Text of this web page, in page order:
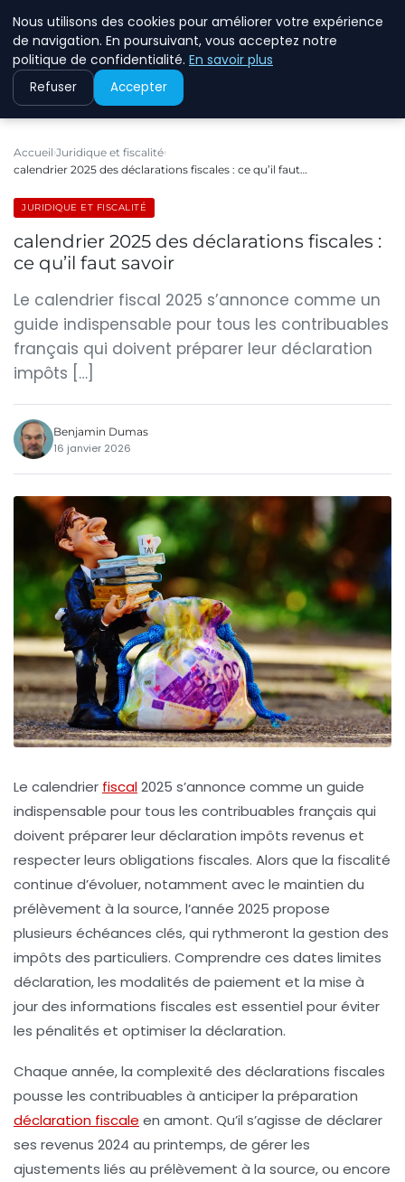
ECOMMCODE2
Accueil Juridique et fiscalité
calendrier 2025 des déclarations fiscales : ce qu’il faut…
JURIDIQUE ET FISCALITÉ
calendrier 2025 des déclarations fiscales :
ce qu’il faut savoir
Le calendrier fiscal 2025 s’annonce comme un
guide indispensable pour tous les contribuables
français qui doivent préparer leur déclaration
impôts […]
Benjamin Dumas
16 janvier 2026
Le calendrier fiscal2025 s’annonce comme un guide
indispensable pour tous les contribuables français qui
doivent préparer leurdéclaration impôts revenus et
respecter leurs obligations fiscales. Alors que la fiscalité
continue d’évoluer, notamment avec le maintien du
prélèvement à la source, l’année 2025 propose
plusieurs échéances clés, qui rythmeront la gestion des
impôts des particuliers. Comprendre ces dates limites
déclaration, les modalités de paiement et la mise à
jour des informations fiscales est essentiel pour éviter
les pénalités et optimiser la déclaration.
Chaque année, la complexité des déclarations fiscales
pousse les contribuables à anticiper la préparation
déclaration fiscale en amont. Qu’il s’agisse de déclarer
ses revenus 2024 au printemps, de gérer les
ajustements liés au prélèvement à la source, ou encore
Nous utilisons des cookies pour améliorer votre expérience
de navigation. En poursuivant, vous acceptez notre
politique de confidentialité. En savoir plus
Refuser Accepter